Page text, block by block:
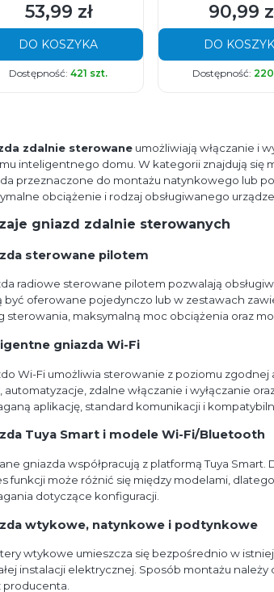
Cena
53,99 zł
DO KOSZYKA
Dostępność:421 szt.
Cena
90,99
DO
Dostępność:
zdalnie sterowane umożliwiają włączanie i
inteligentnego domu. W kategorii znajdują się
przeznaczone do montażu natynkowego lub
obciążenie i rodzaj obsługiwanego
gniazd zdalnie sterowanych
sterowane pilotem
radiowe sterowane pilotem pozwalają
być oferowane pojedynczo lub w zestawach
sterowania, maksymalną moc obciążenia oraz
gniazda Wi-Fi
Wi-Fi umożliwia sterowanie z poziomu
automatyzacje, zdalne włączanie i wyłączanie
aplikację, standard komunikacji i
Tuya Smart i modele Wi-Fi/Bluetooth
gniazda współpracują z platformą Tuya
funkcji może różnić się między modelami,
dotyczące konfiguracji.
wtykowe, natynkowe i podtynkowe
wtykowe umieszcza się bezpośrednio w
instalacji elektrycznej. Sposób montażu
producenta.